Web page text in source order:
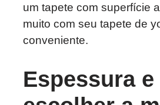
um tapete com superfície
muito com seu tapete de
conveniente.
Espessura